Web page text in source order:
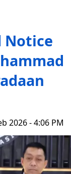
Notice
2026 - 4:06 PM